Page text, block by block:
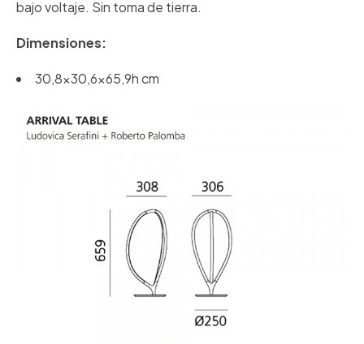
bajo voltaje. Sin toma de tierra.
Dimensiones:
30,8x30,6x65,9h cm